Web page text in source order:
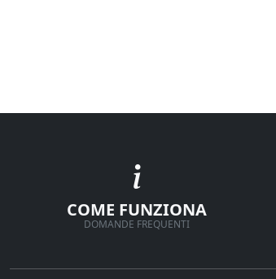
COME FUNZIONA
DOMANDE FREQUENTI